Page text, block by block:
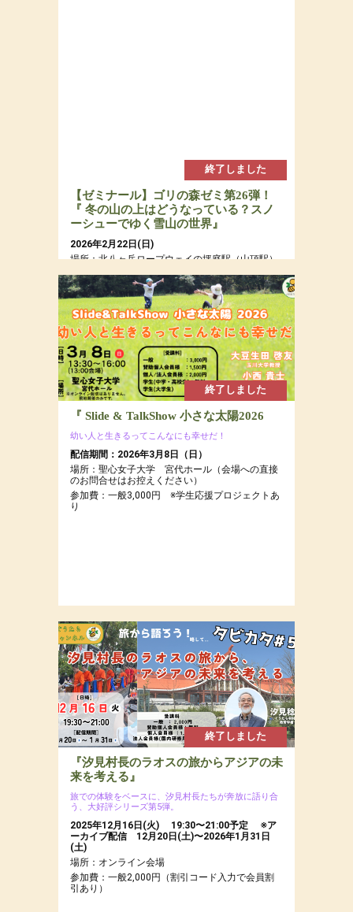
終了しました
【ゼミナール】ゴリの森ゼミ第26弾！
『 冬の山の上はどうなっている？スノ
ーシューでゆく雪山の世界』
2026年2月22日(日)
場所：北八ヶ岳ロープウェイの坪庭駅（山頂駅）
参加費：参加費：年会員15,000円（若者応援プロ
ジェクトにつき20代割引あるよ）・定員７名
終了しました
『 Slide & TalkShow 小さな太陽2026
幼い人と生きるってこんなにも幸せだ！
配信期間：2026年3月8日（日）
場所：聖心女子大学 宮代ホール（会場への直接
のお問合せはお控えください）
参加費：一般3,000円 ※学生応援プロジェクトあ
り
終了しました
『汐見村長のラオスの旅からアジアの未
来を考える』
旅での体験をベースに、汐見村長たちが奔放に語り合
う、大好評シリーズ第5弾。
2025年12月16日(火) 19:30〜21:00予定 ※ア
ーカイブ配信 12月20日(土)〜2026年1月31日
(土)
場所：オンライン会場
参加費：一般2,000円（割引コード入力で会員割
引あり）